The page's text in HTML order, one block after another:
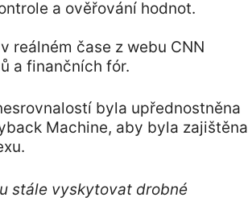
a ověřování hodnot.
reálném čase z webu CNN
a finančních fór.
byla upřednostněna
Machine, aby byla zajištěna
stále vyskytovat drobné